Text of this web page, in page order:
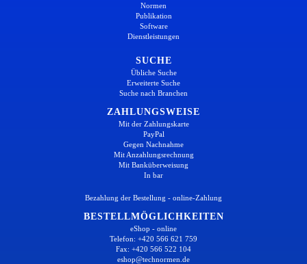
Normen
Publikation
Software
Dienstleistungen
SUCHE
Übliche Suche
Erweiterte Suche
Suche nach Branchen
ZAHLUNGSWEISE
Mit der Zahlungskarte
PayPal
Gegen Nachnahme
Mit Anzahlungsrechnung
Mit Banküberweisung
In bar
Bezahlung der Bestellung - online-Zahlung
BESTELLMÖGLICHKEITEN
eShop - online
Telefon: +420 566 621 759
Fax: +420 566 522 104
eshop@technormen.de